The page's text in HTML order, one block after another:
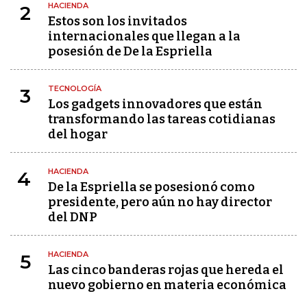
2 HACIENDA
Estos son los invitados
internacionales que llegan a la
posesión de De la Espriella
3 TECNOLOGÍA
Los gadgets innovadores que están
transformando las tareas cotidianas
del hogar
4 HACIENDA
De la Espriella se posesionó como
presidente, pero aún no hay director
del DNP
5 HACIENDA
Las cinco banderas rojas que hereda el
nuevo gobierno en materia económica